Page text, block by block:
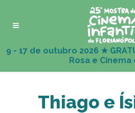
Thiago e